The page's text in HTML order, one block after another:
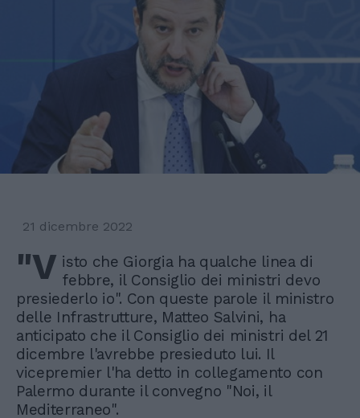
21 dicembre 2022
"V isto che Giorgia ha qualche linea di
febbre, il Consiglio dei ministri devo
presiederlo io". Con queste parole il ministro
delle Infrastrutture, Matteo Salvini, ha
anticipato che il Consiglio dei ministri del 21
dicembre l'avrebbe presieduto lui. Il
vicepremier l'ha detto in collegamento con
Palermo durante il convegno "Noi, il
Mediterraneo".